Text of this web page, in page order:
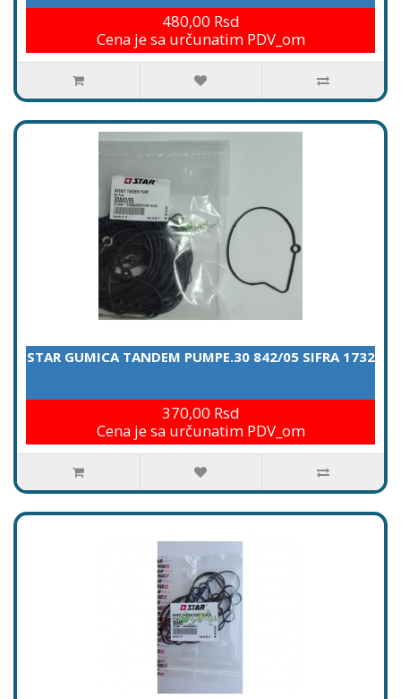
480,00 Rsd
Cena je sa určunatim PDV_om
STAR GUMICA TANDEM PUMPE.30 842/05 SIFRA 1732
370,00 Rsd
Cena je sa určunatim PDV_om